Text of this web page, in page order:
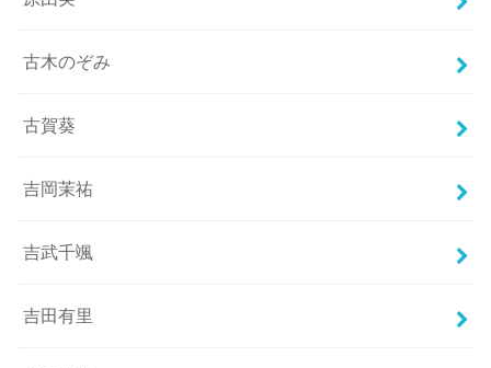
古木のぞみ
古賀葵
吉岡茉祐
吉武千颯
吉田有里